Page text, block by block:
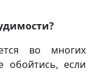
во многих
обойтись, если